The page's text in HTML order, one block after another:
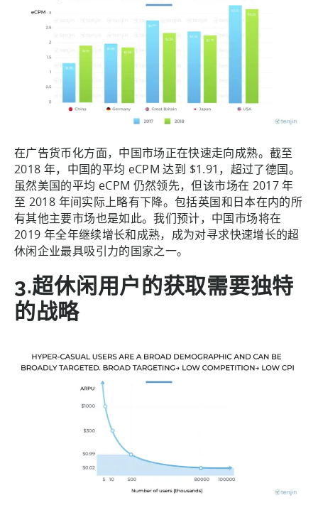
在广告货币化方面，中国市场正在快速走向成熟。截至
2018 年，中国的平均 eCPM 达到 $1.91，超过了德国。
虽然美国的平均 eCPM 仍然领先，但该市场在 2017 年
至 2018 年间实际上略有下降。包括英国和日本在内的所
有其他主要市场也是如此。我们预计，中国市场将在
2019 年全年继续增长和成熟，成为对寻求快速增长的超
休闲企业最具吸引力的国家之一。
3.超休闲用户的获取需要独特
的战略